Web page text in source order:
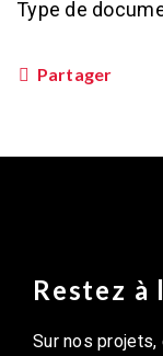
Type de
Partager
Restez
Sur nos